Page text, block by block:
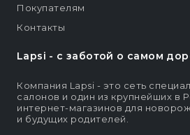
Lapsi - c заботой о самом
Компания Lapsi - это сеть
салонов и один из крупнейших в
интернет-магазинов для
и будущих родителей.
Покупателям
Контакты